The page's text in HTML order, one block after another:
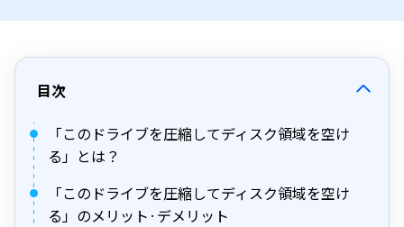
目次
「このドライブを圧縮してディスク領域を空け
る」とは？
「このドライブを圧縮してディスク領域を空け
る」のメリット·デメリット